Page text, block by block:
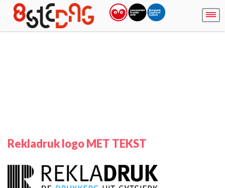
Rekladruk logo MET TEKST